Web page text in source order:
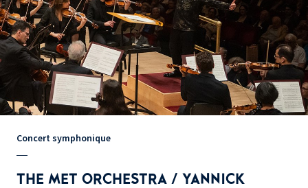
Concert symphonique
THE MET ORCHESTRA / YANNICK